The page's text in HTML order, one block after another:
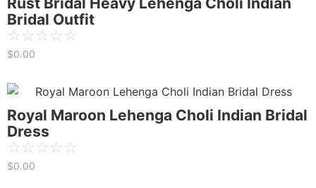
Bridal Outfit
☆☆☆☆☆
$0.00
Royal Maroon Lehenga Choli Indian Bridal
Dress
☆☆☆☆☆
$0.00